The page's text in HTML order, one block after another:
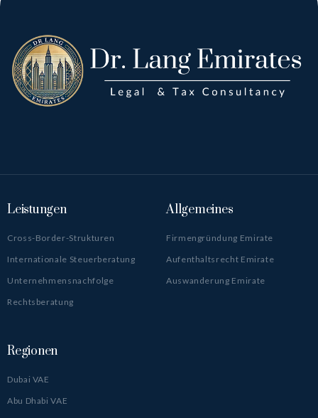
Leistungen
Cross-Border-Strukturen
Internationale Steuerberatung
Unternehmensnachfolge
Rechtsberatung
Allgemeines
Firmengründung Emirate
Aufenthaltsrecht Emirate
Auswanderung Emirate
Regionen
Dubai VAE
Abu Dhabi VAE